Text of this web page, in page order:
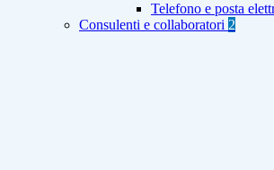
Telefono e posta
Consulenti e collaboratori 2